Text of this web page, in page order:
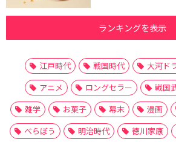
ランキングを表示
江戸時代 戦国時代 大河ド
アニメ
ロングセラー 戦国
雑学
お菓子 幕末 漫画
べらぼう
明治時代 徳川家康